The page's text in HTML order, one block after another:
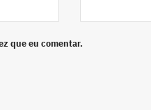
que eu comentar.